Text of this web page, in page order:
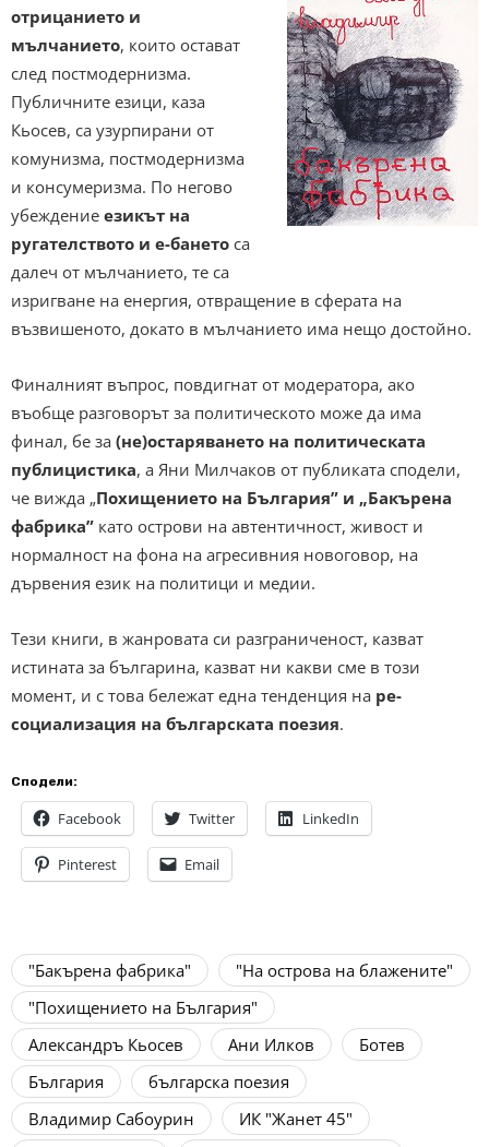
отрицанието и
мълчанието, които остават
след постмодернизма.
Публичните езици, каза
Кьосев, са узурпирани от
комунизма, постмодернизма
и консумеризма. По негово
убеждение езикът на
ругателството и е-бането са
далеч от мълчанието, те са
изригване на енергия, отвращение в сферата на
възвишеното, докато в мълчанието има нещо достойно.
Финалният въпрос, повдигнат от модератора, ако
въобще разговорът за политическото може да има
финал, бе за (не)остаряването на политическата
публицистика, а Яни Милчаков от публиката сподели,
че вижда „Похищението на България” и „Бакърена
фабрика” като острови на автентичност, живост и
нормалност на фона на агресивния новоговор, на
дървения език на политици и медии.
Тези книги, в жанровата си разграниченост, казват
истината за българина, казват ни какви сме в този
момент, и с това бележат една тенденция на ре-
социализация на българската поезия.
Сподели:
Facebook Twitter LinkedIn
Pinterest Email
"Бакърена фабрика"
"На острова на блажените"
"Похищението на България"
Александръ Кьосев
Ани Илков
Ботев
България
българска поезия
Владимир Сабоурин
ИК "Жанет 45"